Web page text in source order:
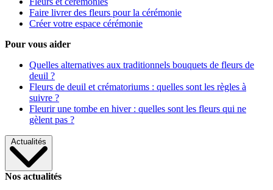
Faire livrer des fleurs pour la cérémonie
Créer votre espace cérémonie
Pour vous aider
Quelles alternatives aux traditionnels bouquets de fleurs de
deuil ?
Fleurs de deuil et crématoriums : quelles sont les règles à
suivre ?
Fleurir une tombe en hiver : quelles sont les fleurs qui ne
gèlent pas ?
Actualités
Nos actualités